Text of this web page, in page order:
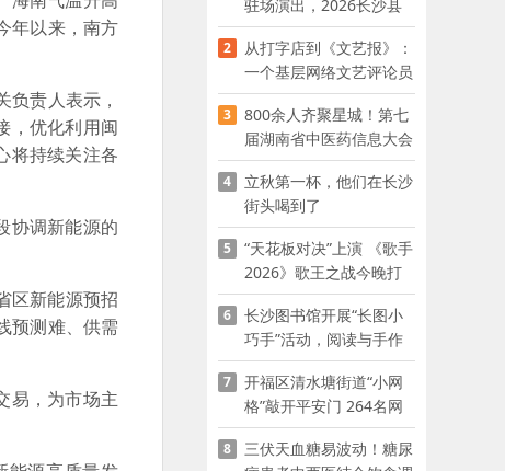
年以来，南方
责人表示，
，优化利用闽
将持续关注各
协调新能源的
区新能源预招
预测难、供需
易，为市场主
驻场演出，2026长沙县
夜市嘉年华启幕
2
从打字店到《文艺报》：
一个基层网络文艺评论员
的突围
3
800余人齐聚星城！第七
届湖南省中医药信息大会
开幕，AI正在“读懂”古老
中医
4
立秋第一杯，他们在长沙
街头喝到了
5
“天花板对决”上演 《歌手
2026》歌王之战今晚打
响
6
长沙图书馆开展“长图小
巧手”活动，阅读与手作
赋能少儿暑期成长
7
开福区清水塘街道“小网
格”敲开平安门 264名网
格员扫楼“错峰问安”
8
三伏天血糖易波动！糖尿